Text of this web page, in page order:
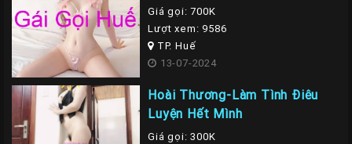
Giá gọi: 700K
Lượt xem: 9586
TP. Huế
13-07-2024
Hoài Thương-Làm Tình Điêu
Luyện Hết Mình
Giá gọi: 300K